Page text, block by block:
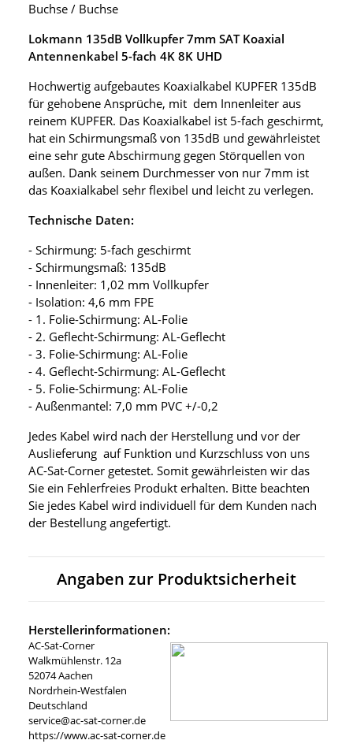
Buchse / Buchse
Lokmann 135dB Vollkupfer 7mm SAT Koaxial
Antennenkabel 5-fach 4K 8K UHD
Hochwertig aufgebautes Koaxialkabel KUPFER 135dB
für gehobene Ansprüche, mit dem Innenleiter aus
reinem KUPFER. Das Koaxialkabel ist 5-fach geschirmt,
hat ein Schirmungsmaß von 135dB und gewährleistet
eine sehr gute Abschirmung gegen Störquellen von
außen. Dank seinem Durchmesser von nur 7mm ist
das Koaxialkabel sehr flexibel und leicht zu verlegen.
Technische Daten:
- Schirmung: 5-fach geschirmt
- Schirmungsmaß: 135dB
- Innenleiter: 1,02 mm Vollkupfer
- Isolation: 4,6 mm FPE
- 1. Folie-Schirmung: AL-Folie
- 2. Geflecht-Schirmung: AL-Geflecht
- 3. Folie-Schirmung: AL-Folie
- 4. Geflecht-Schirmung: AL-Geflecht
- 5. Folie-Schirmung: AL-Folie
- Außenmantel: 7,0 mm PVC +/-0,2
Jedes Kabel wird nach der Herstellung und vor der
Auslieferung auf Funktion und Kurzschluss von uns
AC-Sat-Corner getestet. Somit gewährleisten wir das
Sie ein Fehlerfreies Produkt erhalten. Bitte beachten
Sie jedes Kabel wird individuell für dem Kunden nach
der Bestellung angefertigt.
Angaben zur Produktsicherheit
Herstellerinformationen:
AC-Sat-Corner
Walkmühlenstr. 12a
52074 Aachen
Nordrhein-Westfalen
Deutschland
service@ac-sat-corner.de
https://www.ac-sat-corner.de